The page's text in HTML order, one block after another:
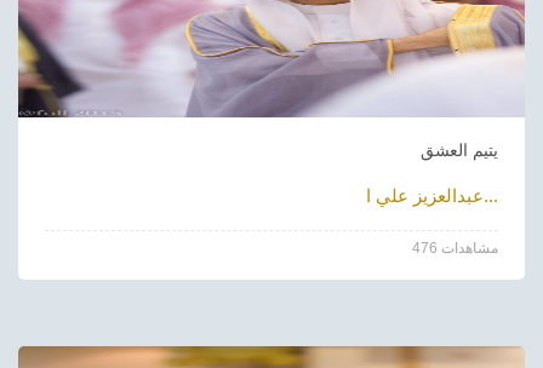
يتيم العشق
عبدالعزيز علي ا...
476 مشاهدات